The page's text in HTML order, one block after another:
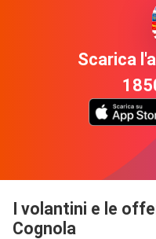
Scarica
I volantini e le
Cognola